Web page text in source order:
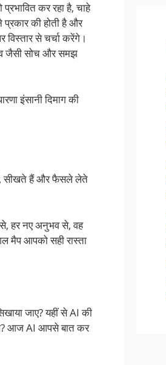
कर रहा है, चाहे
की होती है और
विस्तार से चर्चा करेंगे।
जैसी सोच और समझ
इंसानी दिमाग की
सीखते हैं और फैसले लेते
हर नए अनुभव से, वह
मैप आपको सही रास्ता
जाए? यहीं से AI की
आज AI आपसे बात कर